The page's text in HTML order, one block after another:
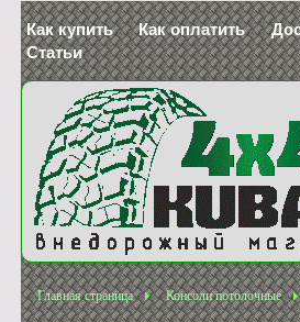
Как купить Как оплатить
Статьи
Главная страница Консоли потолочные